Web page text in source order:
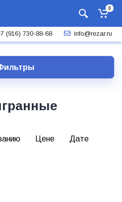
0
(916) 730-88-68 info@rezar.ru
Цене
Дате